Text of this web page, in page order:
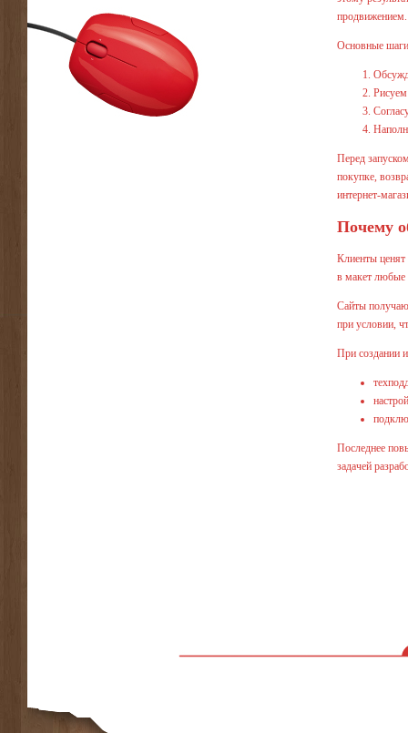
продвижением.
Основные шаги
Рисуем
Перед
покупке,
интернет-
Почему
Клиенты ценят
в макет любые
Сайты
при условии,
При создании
Последнее
задачей